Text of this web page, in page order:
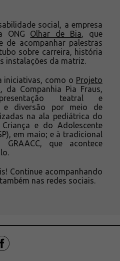
social, a empresa
ONG Olhar de Bia , que
de acompanhar palestras
sobre carreira, história
instalações da matriz.
iniciativas, como o Projeto
, da Companhia Pia Fraus,
teatral e
e diversão por meio de
na ala pediátrica do
e do Adolescente
em maio; e à tradicional
que acontece
Continue acompanhando
nas redes sociais.